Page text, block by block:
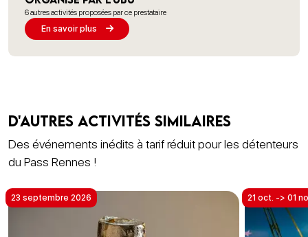
6 autres activités proposées par ce prestataire
En savoir plus
D'autres activités similaires
Des événements inédits à tarif réduit pour les détenteurs
du Pass Rennes !
23 septembre 2026 21 oct. -> 01